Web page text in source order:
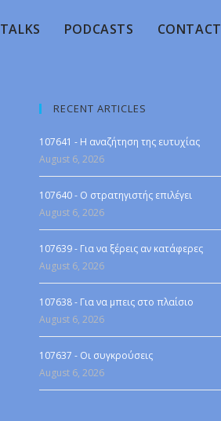
TALKS PODCASTS CONTACT
RECENT ARTICLES
107641 - Η αναζήτηση της ευτυχίας
August 6, 2026
107640 - Ο στρατηγιστής επιλέγει
August 6, 2026
107639 - Για να ξέρεις αν κατάφερες
August 6, 2026
107638 - Για να μπεις στο πλαίσιο
August 6, 2026
107637 - Οι συγκρούσεις
August 6, 2026